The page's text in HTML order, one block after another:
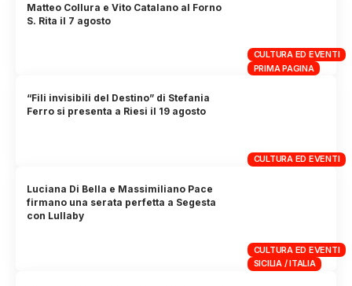
CULTURA ED EVENTI
PRIMA PAGINA
Matteo Collura e Vito Catalano al Forno
S. Rita il 7 agosto
CULTURA ED EVENTI
“Fili invisibili del Destino” di Stefania
Ferro si presenta a Riesi il 19 agosto
CULTURA ED EVENTI
SICILIA / ITALIA
Luciana Di Bella e Massimiliano Pace
firmano una serata perfetta a Segesta
con Lullaby